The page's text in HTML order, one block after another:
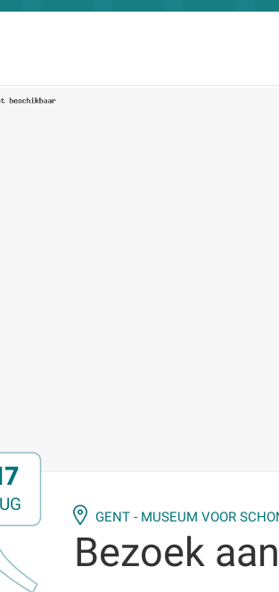
GENT - MUSEUM VOOR
Bezoek